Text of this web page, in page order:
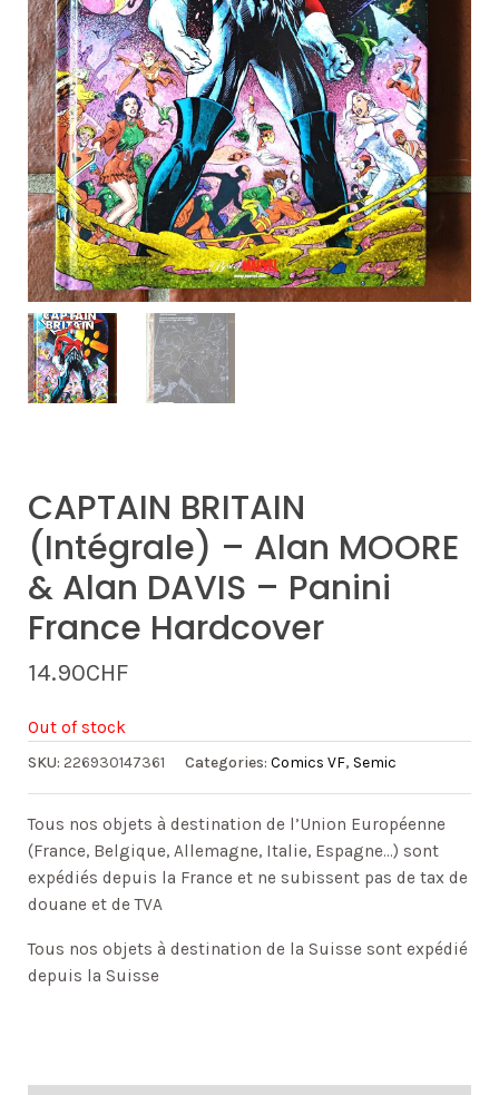
CAPTAIN BRITAIN
(intégrale) – Alan MOORE
& Alan DAVIS – Panini
France Hardcover
14.90CHF
Out of stock
SKU: 226930147361 Categories: Comics VF, Semic
Tous nos objets à destination de l’Union Européenne
(France, Belgique, Allemagne, Italie, Espagne…) sont
expédiés depuis la France et ne subissent pas de tax de
douane et de TVA
Tous nos objets à destination de la Suisse sont expédié
depuis la Suisse